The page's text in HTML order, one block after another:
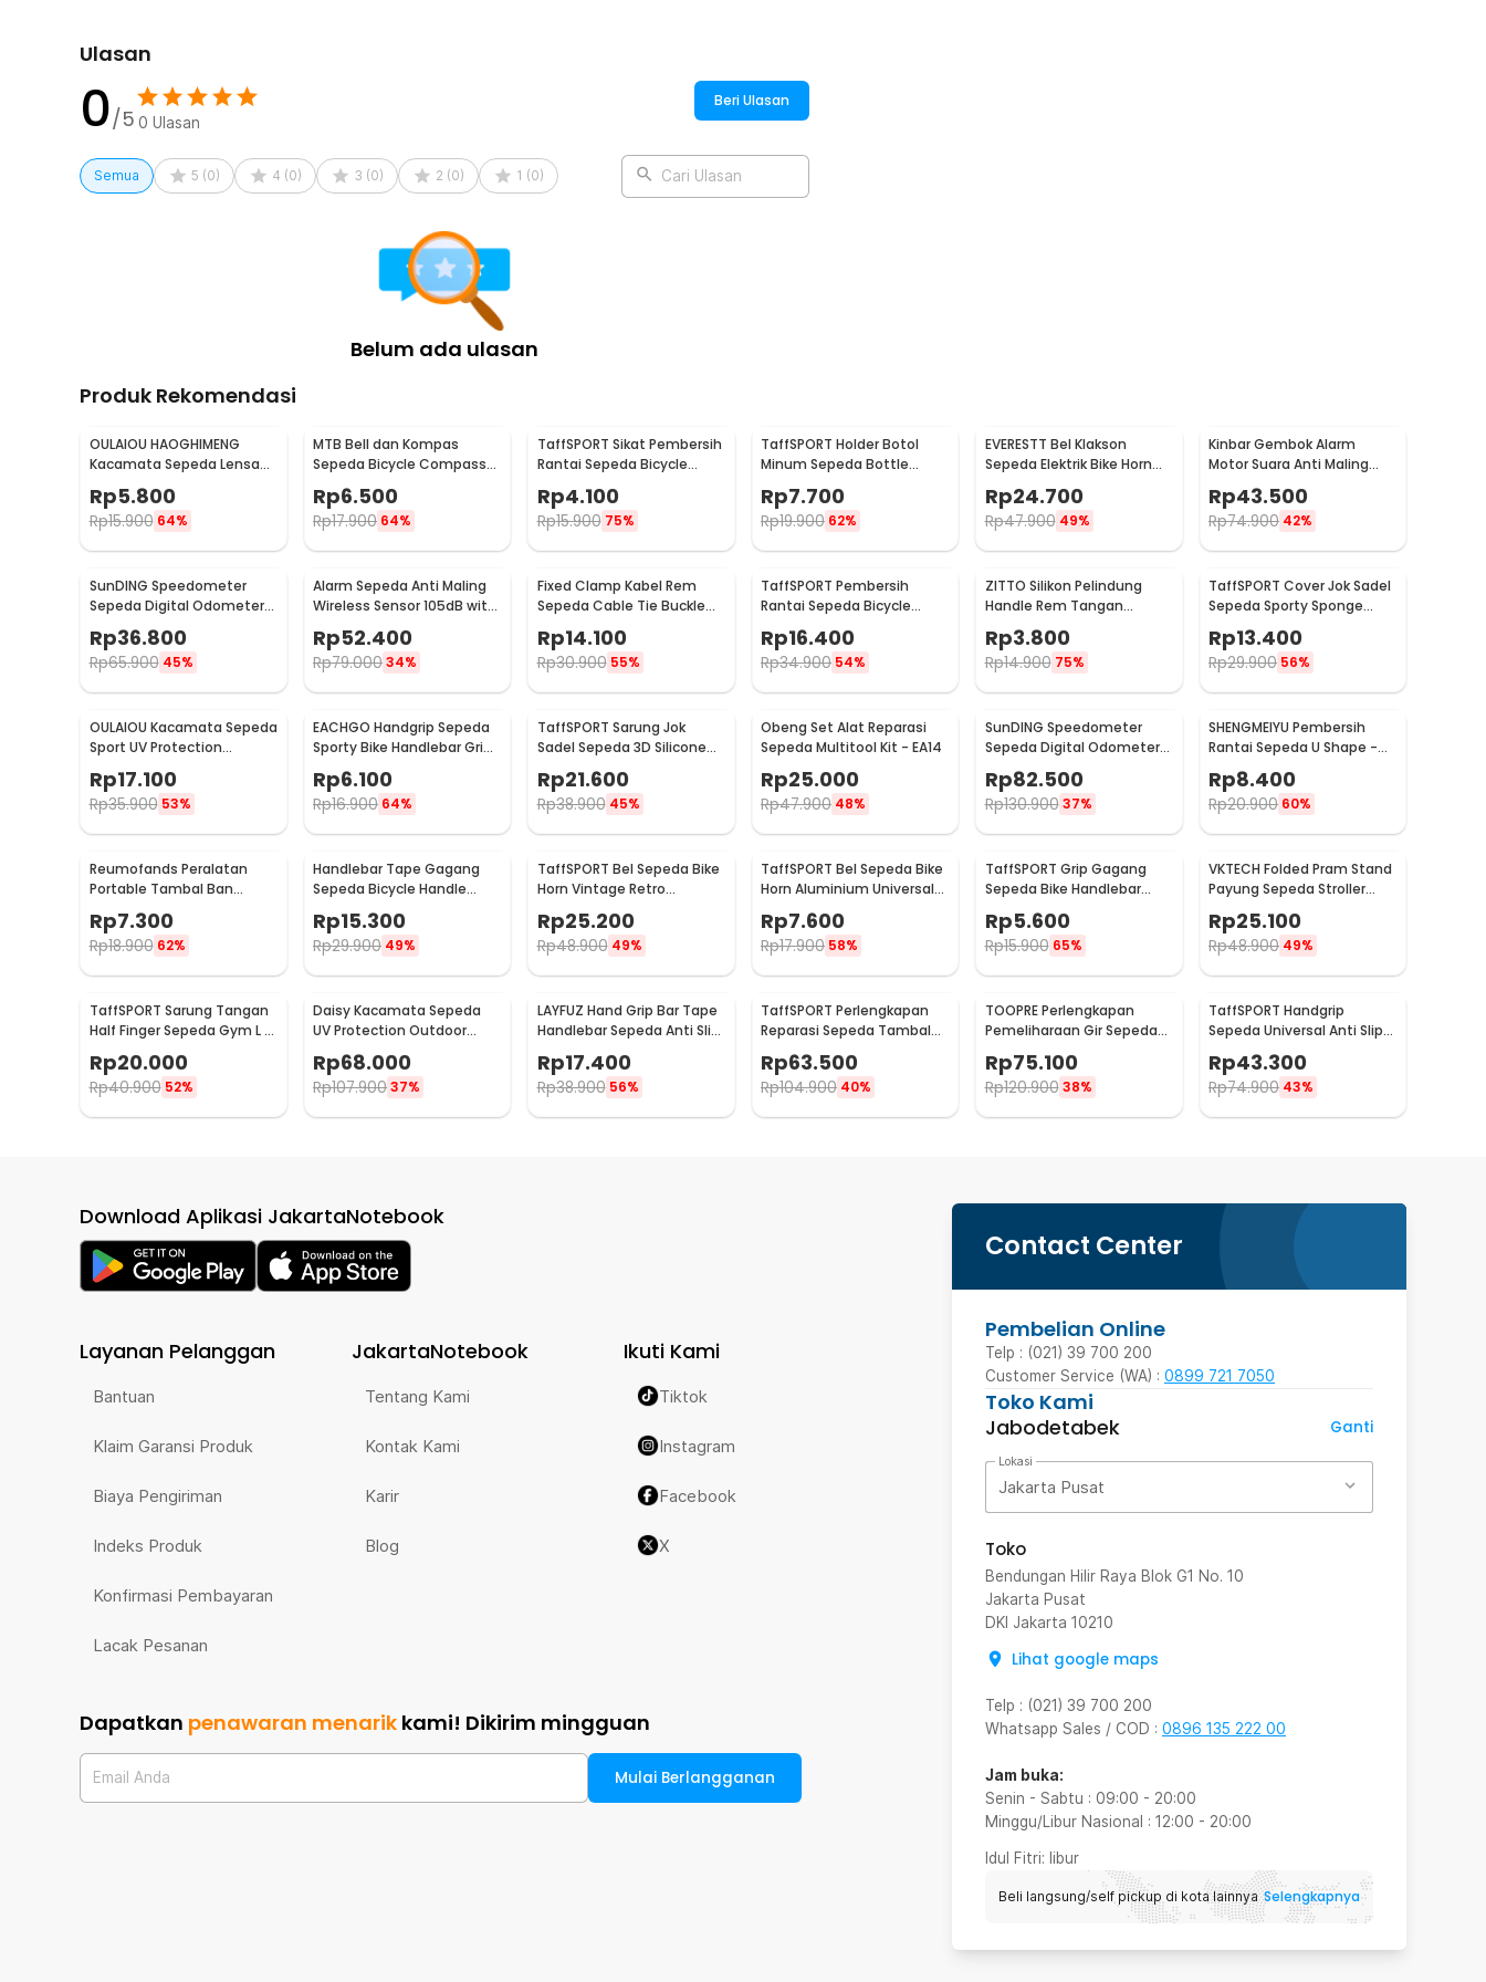
1 x AutoField Kursi Mobil Anak Child Car Seat Safety Cushion Comfortable - AF9
Ulasan
0/5 0 Ulasan
Beri Ulasan
Semua 5 (0) 4 (0) 3 (0) 2 (0) 1 (0) Cari Ulasan
Belum ada ulasan
Produk Rekomendasi
OULAIOU HAOGHIMENG
Kacamata Sepeda Lensa
Mercury Cycling Outdoor
Sport - 3015
Rp5.800
Rp15.900 64%
MTB Bell dan Kompas
Sepeda Bicycle Compass
with Trumpet Bell
Aluminium - R2194
Rp6.500
Rp17.900 64%
TaffSPORT Sikat Pembersih
Rantai Sepeda Bicycle
YQ012
Rp4.100
Rp15.900 75%
TaffSPORT Holder Botol
Minum Sepeda Bottle
TMD05B
Rp7.700
Rp19.900 62%
EVERESTT Bel Klakson
Sepeda Elektrik Bike Horn
Rp24.700
Rp47.900 49%
Kinbar Gembok Alarm
Motor Suara Anti Maling
Lock Sirene 10mm - GA14
Rp43.500
Rp74.900 42%
SunDING Speedometer
Sepeda Digital Odometer
15 Function LCD Display -
SD-548B
Rp36.800
Rp65.900 45%
Alarm Sepeda Anti Maling
Wireless Sensor 105dB with
Rp52.400
Rp79.00034%
Fixed Clamp Kabel Rem
Sepeda Cable Tie Buckle
Rp14.100
Rp30.900 55%
TaffSPORT Pembersih
Rantai Sepeda Bicycle
Chain Cleaner Scrubber -
YHW10-258
Rp16.400
Rp34.900 54%
ZITTO Silikon Pelindung
Handle Rem Tangan
Sepeda 2 PCS - M187
Rp3.800
Rp14.900 75%
TaffSPORT Cover Jok Sadel
Sepeda Sporty Sponge
Bicycle Seat Universal -
HM847
Rp13.400
Rp29.900 56%
OULAIOU Kacamata Sepeda
Sport UV Protection
Sunglasses - AJ1
Rp17.100
Rp35.900 53%
EACHGO Handgrip Sepeda
Sporty Bike Handlebar Grip
Silicone 1 Pair - STD
Rp6.100
Rp16.900 64%
TaffSPORT Sarung Jok
Sadel Sepeda 3D Silicone
Gel - TP-ZT01
Rp21.600
Rp38.900 45%
Obeng Set Alat Reparasi
Sepeda Multitool Kit - EA14
Rp25.000
Rp47.900 48%
SunDING Speedometer
Sepeda Digital Odometer
Backlight LCD Waterproof -
SD-563A
Rp82.500
Rp130.900 37%
SHENGMEIYU Pembersih
Rantai Sepeda U Shape -
ZSW0052
Rp8.400
Rp20.900 60%
Reumofands Peralatan
Portable Tambal Ban
Sepeda - RM21388
Rp7.300
Rp18.900 62%
Handlebar Tape Gagang
Sepeda Bicycle Handle
Wrap 2M 30mm 2 PCS -
GH-081H
Rp15.300
Rp29.900 49%
TaffSPORT Bel Sepeda Bike
Horn Vintage Retro
05
Rp25.200
Rp48.900 49%
TaffSPORT Bel Sepeda Bike
Horn Aluminium Universal
Fit 85dB - CL-6
Rp7.600
Rp17.900 58%
TaffSPORT Grip Gagang
Sepeda Bike Handlebar
Spons Grip 1 Pair - GH-081H
Rp5.600
Rp15.900 65%
VKTECH Folded Pram Stand
Payung Sepeda Stroller
Rp25.100
Rp48.900 49%
TaffSPORT Sarung Tangan
Half Finger Sepeda Gym L -
Rp20.000
Rp40.900 52%
Daisy Kacamata Sepeda
UV Protection Outdoor
Cycling Sunglasses - X7
Rp68.000
Rp107.90037%
LAYFUZ Hand Grip Bar Tape
Handlebar Sepeda Anti Slip
Rp17.400
Rp38.900 56%
TaffSPORT Perlengkapan
Reparasi Sepeda Tambal
Ban 16 in 1 - PP06S
Rp63.500
Rp104.900 40%
TOOPRE Perlengkapan
Pemeliharaan Gir Sepeda
2021
Rp75.100
Rp120.900 38%
TaffSPORT Handgrip
Sepeda Universal Anti Slip
Handlebar Grip - BT1001
Rp43.300
Rp74.900 43%
Contact Center
Pembelian Online
Telp : (021) 39 700 200
Customer Service (WA) : 0899 721 7050
Toko Kami
Jabodetabek
Ganti
Lokasi
Jakarta Pusat
Toko
Bendungan Hilir Raya Blok G1 No. 10
Jakarta Pusat
DKI Jakarta 10210
Lihat google maps
Telp : (021) 39 700 200
Whatsapp Sales / COD : 0896 135 222 00
Jam buka:
Senin - Sabtu : 09:00 - 20:00
Minggu/Libur Nasional : 12:00 - 20:00
Idul Fitri: libur
Beli langsung/self pickup di kota lainnya Selengkapnya
Download Aplikasi JakartaNotebook
Layanan Pelanggan
Bantuan
Klaim Garansi Produk
Biaya Pengiriman
Indeks Produk
Konfirmasi Pembayaran
Lacak Pesanan
JakartaNotebook
Tentang Kami
Kontak Kami
Karir
Blog
Ikuti Kami
Tiktok
Instagram
Facebook
X
Dapatkan penawaran menarik kami! Dikirim mingguan
Email Anda Mulai Berlangganan